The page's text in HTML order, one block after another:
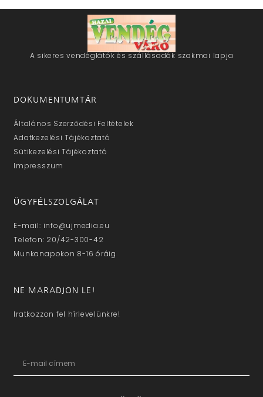
A sikeres vendéglátók és szállásadók szakmai lapja
DOKUMENTUMTÁR
Általános Szerződési Feltételek
Adatkezelési Tájékoztató
Sütikezelési Tájékoztató
Impresszum
ÜGYFÉLSZOLGÁLAT
E-mail: info@ujmedia.eu
Telefon: 20/42-300-42
Munkanapokon 8-16 óráig
NE MARADJON LE!
Iratkozzon fel hírlevelünkre!